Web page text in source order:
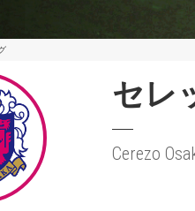
セレ
Cerezo